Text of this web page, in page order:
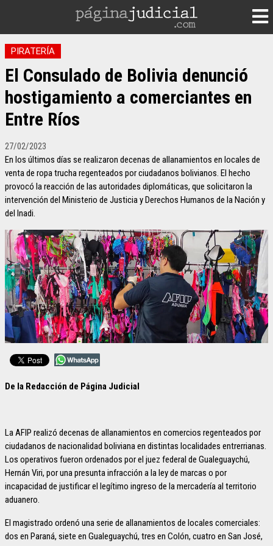
PIRATERÍA
El Consulado de Bolivia denunció
hostigamiento a comerciantes en
Entre Ríos
27/02/2023
En los últimos días se realizaron decenas de allanamientos en locales de
venta de ropa trucha regenteados por ciudadanos bolivianos. El hecho
provocó la reacción de las autoridades diplomáticas, que solicitaron la
intervención del Ministerio de Justicia y Derechos Humanos de la Nación y
del Inadi.
De la Redacción de Página Judicial
La AFIP realizó decenas de allanamientos en comercios regenteados por
ciudadanos de nacionalidad boliviana en distintas localidades entrerrianas.
Los operativos fueron ordenados por el juez federal de Gualeguaychú,
Hernán Viri, por una presunta infracción a la ley de marcas o por
incapacidad de justificar el legítimo ingreso de la mercadería al territorio
aduanero.
El magistrado ordenó una serie de allanamientos de locales comerciales:
dos en Paraná, siete en Gualeguaychú, tres en Colón, cuatro en San José,